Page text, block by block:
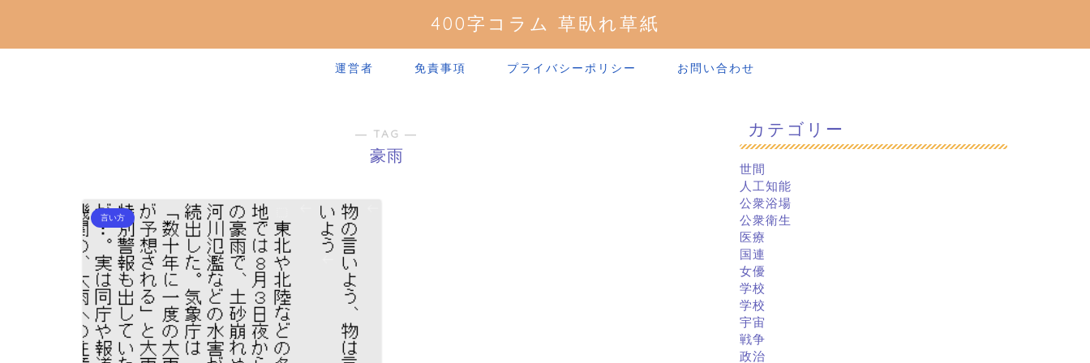
400字コラム 草臥れ草紙
運営者 免責事項 プライバシーポリシー お問い合わせ
― TAG ―
豪雨
言い方
カテゴリー
世間
人工知能
公衆浴場
公衆衛生
医療
国連
女優
学校
学校
宇宙
戦争
政治